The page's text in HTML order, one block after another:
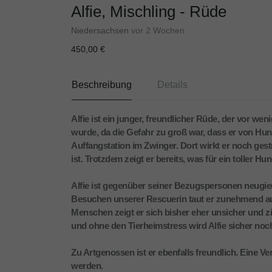
Alfie, Mischling - Rüde
Niedersachsen vor 2 Wochen
450,00 €
Beschreibung Details
Alfie ist ein junger, freundlicher Rüde, der vor
wurde, da die Gefahr zu groß war, dass er von
Auffangstation im Zwinger. Dort wirkt er noch
ist. Trotzdem zeigt er bereits, was für ein toller
Alfie ist gegenüber seiner Bezugspersonen
Besuchen unserer Rescuerin taut er zunehmend
Menschen zeigt er sich bisher eher unsicher und
und ohne den Tierheimstress wird Alfie sicher
Zu Artgenossen ist er ebenfalls freundlich. Eine
werden.